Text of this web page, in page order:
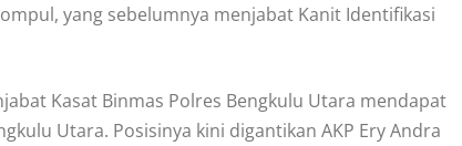
yang sebelumnya menjabat Kanit Identifikasi
Kasat Binmas Polres Bengkulu Utara mendapat
Utara. Posisinya kini digantikan AKP Ery Andra